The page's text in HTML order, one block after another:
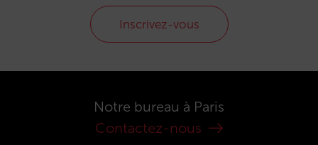
Inscrivez-vous
Notre bureau à Paris
Contactez-nous